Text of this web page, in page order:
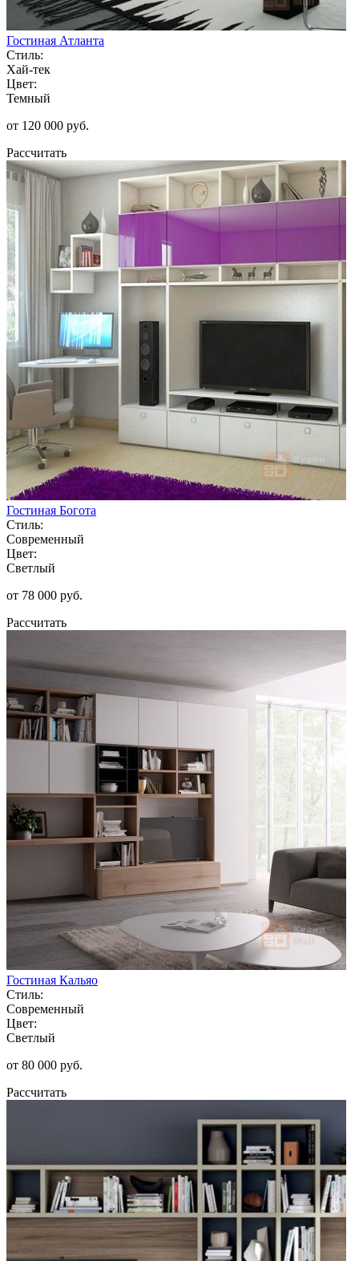
Гостиная Атланта
Стиль:
Хай-тек
Цвет:
Темный
от 120 000 руб.
Рассчитать
Гостиная Богота
Стиль:
Современный
Цвет:
Светлый
от 78 000 руб.
Рассчитать
Гостиная Кальяо
Стиль:
Современный
Цвет:
Светлый
от 80 000 руб.
Рассчитать